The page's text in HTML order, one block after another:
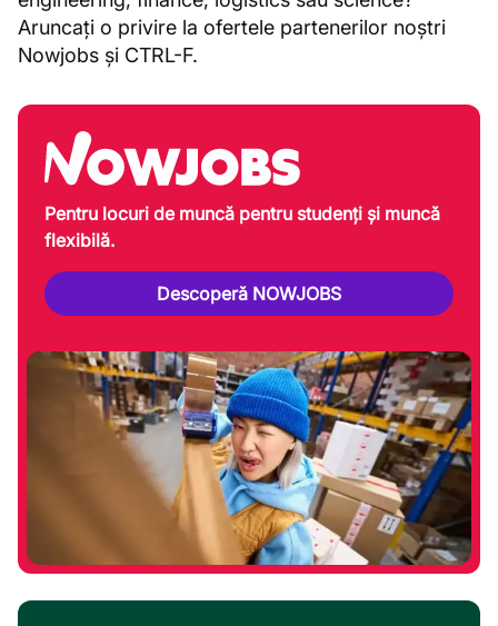
Aruncați o privire la ofertele partenerilor noștri
Nowjobs și CTRL-F.
Pentru locuri de muncă pentru studenți și muncă
flexibilă.
Descoperă NOWJOBS